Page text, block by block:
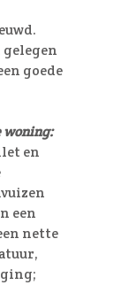
goede
woning:
en
een
nette